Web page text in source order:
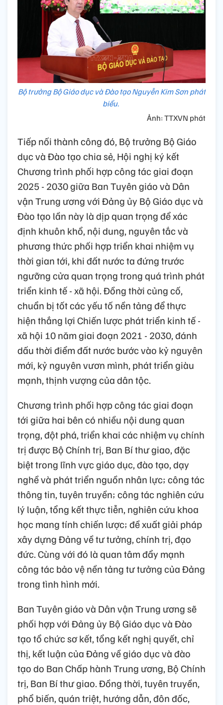
Bộ trưởng Bộ Giáo dục và Đào tạo Nguyễn Kim Sơn phát
biểu.
Ảnh: TTXVN phát
Tiếp nối thành công đó, Bộ trưởng Bộ Giáo
dục và Đào tạo chia sẻ, Hội nghị ký kết
Chương trình phối hợp công tác giai đoạn
2025 - 2030 giữa Ban Tuyên giáo và Dân
vận Trung ương với Đảng ủy Bộ Giáo dục và
Đào tạo lần này là dịp quan trọng để xác
định khuôn khổ, nội dung, nguyên tắc và
phương thức phối hợp triển khai nhiệm vụ
thời gian tới, khi đất nước ta đứng trước
ngưỡng cửa quan trọng trong quá trình phát
triển kinh tế - xã hội. Đồng thời củng cố,
chuẩn bị tốt các yếu tố nền tảng để thực
hiện thắng lợi Chiến lược phát triển kinh tế -
xã hội 10 năm giai đoạn 2021 - 2030, đánh
dấu thời điểm đất nước bước vào kỷ nguyên
mới, kỷ nguyên vươn mình, phát triển giàu
mạnh, thịnh vượng của dân tộc.
Chương trình phối hợp công tác giai đoạn
tới giữa hai bên có nhiều nội dung quan
trọng, đột phá, triển khai các nhiệm vụ chính
trị được Bộ Chính trị, Ban Bí thư giao, đặc
biệt trong lĩnh vực giáo dục, đào tạo, dạy
nghề và phát triển nguồn nhân lực; công tác
thông tin, tuyên truyền; công tác nghiên cứu
lý luận, tổng kết thực tiễn, nghiên cứu khoa
học mang tính chiến lược; đề xuất giải pháp
xây dựng Đảng về tư tưởng, chính trị, đạo
đức. Cùng với đó là quan tâm đẩy mạnh
công tác bảo vệ nền tảng tư tưởng của Đảng
trong tình hình mới.
Ban Tuyên giáo và Dân vận Trung ương sẽ
phối hợp với Đảng ủy Bộ Giáo dục và Đào
tạo tổ chức sơ kết, tổng kết nghị quyết, chỉ
thị, kết luận của Đảng về giáo dục và đào
tạo do Ban Chấp hành Trung ương, Bộ Chính
trị, Ban Bí thư giao. Đồng thời, tuyên truyền,
phổ biến, quán triệt, hướng dẫn, đôn đốc,